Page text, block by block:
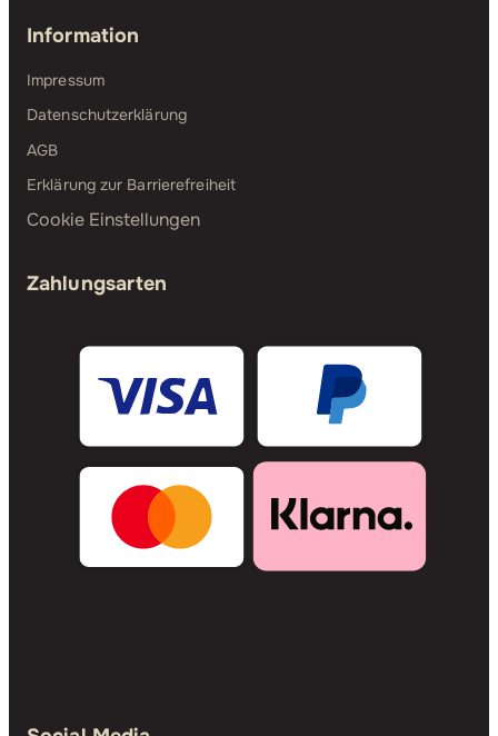
Information
Impressum
Datenschutzerklärung
AGB
Erklärung zur Barrierefreiheit
Cookie Einstellungen
Zahlungsarten